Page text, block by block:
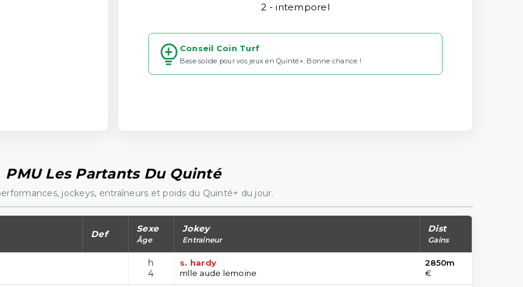
2 - intemporel
Conseil Coin Turf
Base solide pour vos jeux en Quinté+. Bonne chance !
PMU Les Partants Du Quinté
jockeys, entraîneurs et poids du Quinté+ du jour.
Def Sexe
Âge
Jokey
Entraîneur
Dist
Gains
h
4
s. hardy
mlle aude lemoine
2850m
€